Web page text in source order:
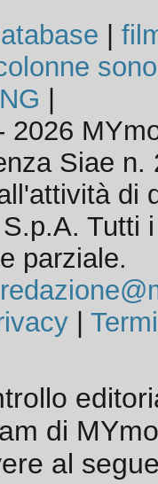
2026
Siae n.
di
Tutti
parziale.
|
di
al